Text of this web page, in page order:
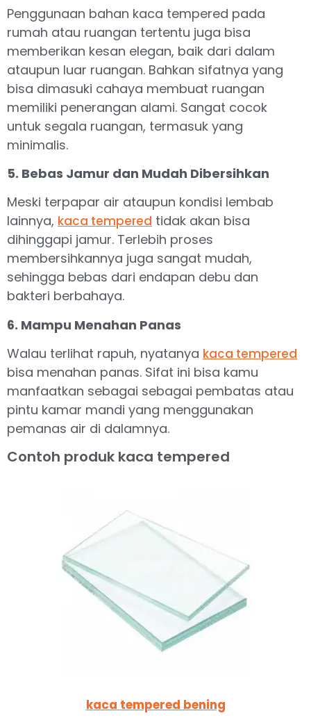
Penggunaan bahan kaca tempered pada
rumah atau ruangan tertentu juga bisa
memberikan kesan elegan, baik dari dalam
ataupun luar ruangan. Bahkan sifatnya yang
bisa dimasuki cahaya membuat ruangan
memiliki penerangan alami. Sangat cocok
untuk segala ruangan, termasuk yang
minimalis.
5. Bebas Jamur dan Mudah Dibersihkan
Meski terpapar air ataupun kondisi lembab
lainnya, kaca tempered tidak akan bisa
dihinggapi jamur. Terlebih proses
membersihkannya juga sangat mudah,
sehingga bebas dari endapan debu dan
bakteri berbahaya.
6. Mampu Menahan Panas
Walau terlihat rapuh, nyatanya kaca tempered
bisa menahan panas. Sifat ini bisa kamu
manfaatkan sebagai sebagai pembatas atau
pintu kamar mandi yang menggunakan
pemanas air di dalamnya.
Contoh produk kaca tempered
kaca tempered bening